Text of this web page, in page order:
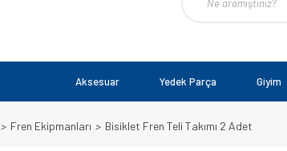
Aksesuar Yedek Parça Giyim
Fren Ekipmanları Bisiklet Fren Teli Takımı 2 Adet